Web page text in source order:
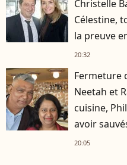
Christelle
Célestine,
la preuve
20:32
Fermeture
Neetah et
cuisine,
avoir
20:05